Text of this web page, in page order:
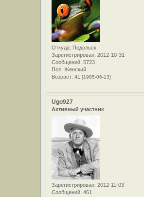
Откуда: Подольск
Зарегистрирован: 2012-10-31
Сообщений: 5723
Пол: Женский
Возраст: 41[1985-06-13]
Ugo927
Активный участник
Зарегистрирован: 2012-11-03
Сообщений: 461